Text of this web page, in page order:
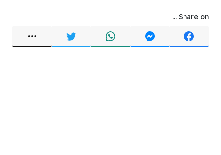
Share on ...